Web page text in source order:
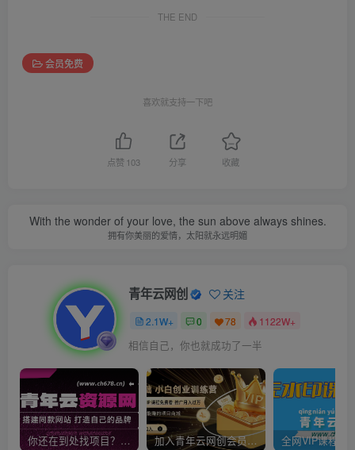
THE END
会员免费
喜欢就支持一下吧
点赞 103 分享 收藏
With the wonder of your love, the sun above always shines.
拥有你美丽的爱情，太阳就永远明媚
青年云网创 关注
2.1W+ 0 78 1122W+
相信自己，你也就成功了一半
你还在到处找项目？还在当韭菜？我靠卖项目一个月收入5万+，曾经我也是个失败者。 加入青年云网创会员，全站资源免费学习。加入高级合伙人，推广日入1000+